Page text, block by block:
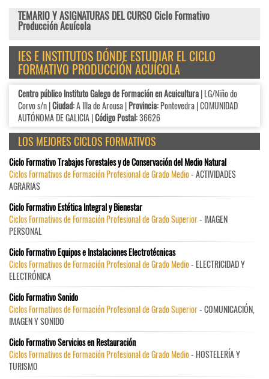
TEMARIO Y ASIGNATURAS DEL CURSO Ciclo Formativo
Producción Acuícola
IES E INSTITUTOS DÓNDE ESTUDIAR EL CICLO
FORMATIVO PRODUCCIÓN ACUÍCOLA
Centro público Instituto Galego de Formación en Acuicultura| LG/Niño do
Corvo s/n |Ciudad:A Illa de Arousa |Provincia:Pontevedra | COMUNIDAD
AUTÓNOMA DE GALICIA |Código Postal:36626
LOS MEJORES CICLOS FORMATIVOS
Ciclo Formativo Trabajos Forestales y de Conservación del Medio Natural
Ciclos Formativos de Formación Profesional de Grado Medio- ACTIVIDADES
AGRARIAS
Ciclo Formativo Estética Integral y Bienestar
Ciclos Formativos de Formación Profesional de Grado Superior- IMAGEN
PERSONAL
Ciclo Formativo Equipos e Instalaciones Electrotécnicas
Ciclos Formativos de Formación Profesional de Grado Medio- ELECTRICIDAD Y
ELECTRÓNICA
Ciclo Formativo Sonido
Ciclos Formativos de Formación Profesional de Grado Superior- COMUNICACIÓN,
IMAGEN Y SONIDO
Ciclo Formativo Servicios en Restauración
Ciclos Formativos de Formación Profesional de Grado Medio- HOSTELERÍA Y
TURISMO